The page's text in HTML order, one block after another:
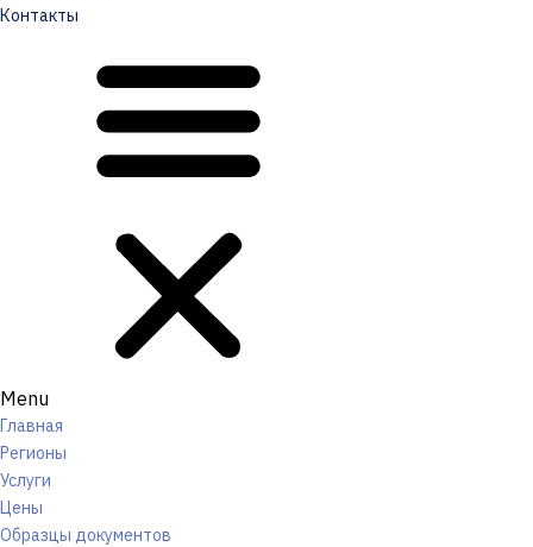
Контакты
Menu
Главная
Регионы
Услуги
Цены
Образцы документов